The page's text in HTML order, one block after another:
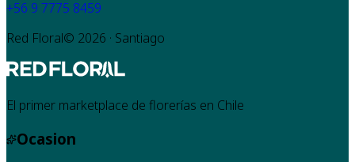
+56 9 7775 8459
Red Floral© 2026 · Santiago
El primer marketplace de florerías en Chile
Ocasion